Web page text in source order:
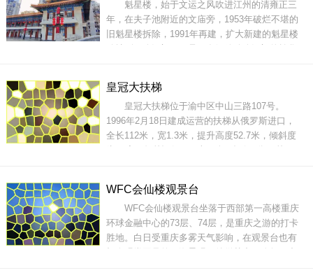
考究，很多模仿了西式住宅的风格。这些数量不
多的公馆却又集
魁星楼，始于文运之风吹进江州的清雍正三
年，在夫子池附近的文庙旁，1953年破烂不堪的
旧魁星楼拆除，1991年再建，扩大新建的魁星楼
移址到了临江门。于是，在解放碑临江门的繁华
观。地址：重庆市渝中区临江门大唐广场17号门
票：详情咨询景区开放时间：全天周边公交信
息：105路、111
皇冠大扶梯
皇冠大扶梯位于渝中区中山三路107号。
1996年2月18日建成运营的扶梯从俄罗斯进口，
全长112米，宽1.3米，提升高度52.7米，倾斜度
乘坐，就做好准备，用自我胆量和勇气去挑战
吧！皇冠大扶梯，连接了两路口和重庆火车菜园
坝站，是重庆的一个重要的
WFC会仙楼观景台
WFC会仙楼观景台坐落于西部第一高楼重庆
环球金融中心的73层、74层，是重庆之游的打卡
胜地。白日受重庆多雾天气影响，在观景台也有